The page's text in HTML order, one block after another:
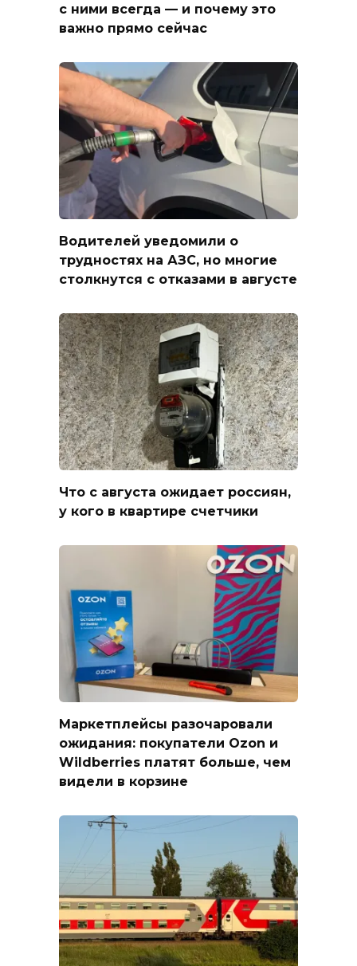
с ними всегда — и почему это
важно прямо сейчас
Водителей уведомили о
трудностях на АЗС, но многие
столкнутся с отказами в августе
Что с августа ожидает россиян,
у кого в квартире счетчики
Маркетплейсы разочаровали
ожидания: покупатели Ozon и
Wildberries платят больше, чем
видели в корзине